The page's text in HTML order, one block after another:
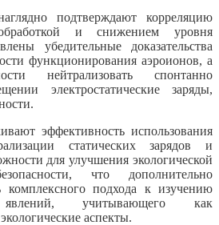
подтверждают корреляцию
и снижением уровня
убедительные доказательства
функционирования аэроионов, а
нейтрализовать спонтанно
электростатические заряды,
эффективность использования
статических зарядов и
для улучшения экологической
что дополнительно
комплексного подхода к изучению
явлений, учитывающего как
аспекты.